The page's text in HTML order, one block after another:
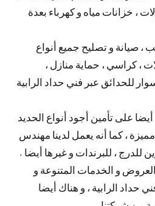
، خزانات مياه و كهرباء بعدة
، صيانة و تصليح جميع أنواع
، كراسي ، حماية منازل ،
للحدائق عبر فني حداد الرابية
على تأمين أجود أنواع الحديد
، كما أنه يعمل لدينا مهندس
للدرج ، للبرندات و غيرها أيضا .
و الخدمات المتنوعة و
حداد الرابية ، و هناك أيضا